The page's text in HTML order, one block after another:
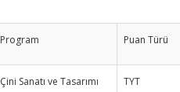
Program Puan Türü
Çini Sanatı ve Tasarımı TYT